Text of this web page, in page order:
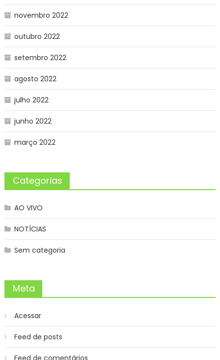
novembro 2022
outubro 2022
setembro 2022
agosto 2022
julho 2022
junho 2022
março 2022
Categorias
AO VIVO
NOTÍCIAS
Sem categoria
Meta
Acessar
Feed de posts
Feed de comentários